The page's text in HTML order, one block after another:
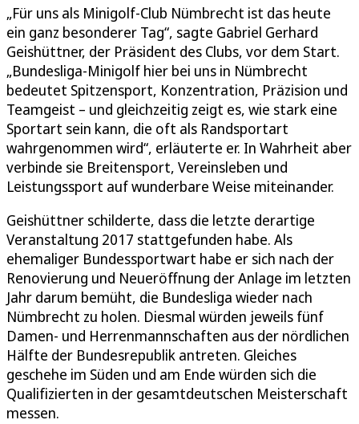
„Für uns als Minigolf-Club Nümbrecht ist das heute
ein ganz besonderer Tag“, sagte Gabriel Gerhard
Geishüttner, der Präsident des Clubs, vor dem Start.
„Bundesliga-Minigolf hier bei uns in Nümbrecht
bedeutet Spitzensport, Konzentration, Präzision und
Teamgeist – und gleichzeitig zeigt es, wie stark eine
Sportart sein kann, die oft als Randsportart
wahrgenommen wird“, erläuterte er. In Wahrheit aber
verbinde sie Breitensport, Vereinsleben und
Leistungssport auf wunderbare Weise miteinander.
Geishüttner schilderte, dass die letzte derartige
Veranstaltung 2017 stattgefunden habe. Als
ehemaliger Bundessportwart habe er sich nach der
Renovierung und Neueröffnung der Anlage im letzten
Jahr darum bemüht, die Bundesliga wieder nach
Nümbrecht zu holen. Diesmal würden jeweils fünf
Damen- und Herrenmannschaften aus der nördlichen
Hälfte der Bundesrepublik antreten. Gleiches
geschehe im Süden und am Ende würden sich die
Qualifizierten in der gesamtdeutschen Meisterschaft
messen.